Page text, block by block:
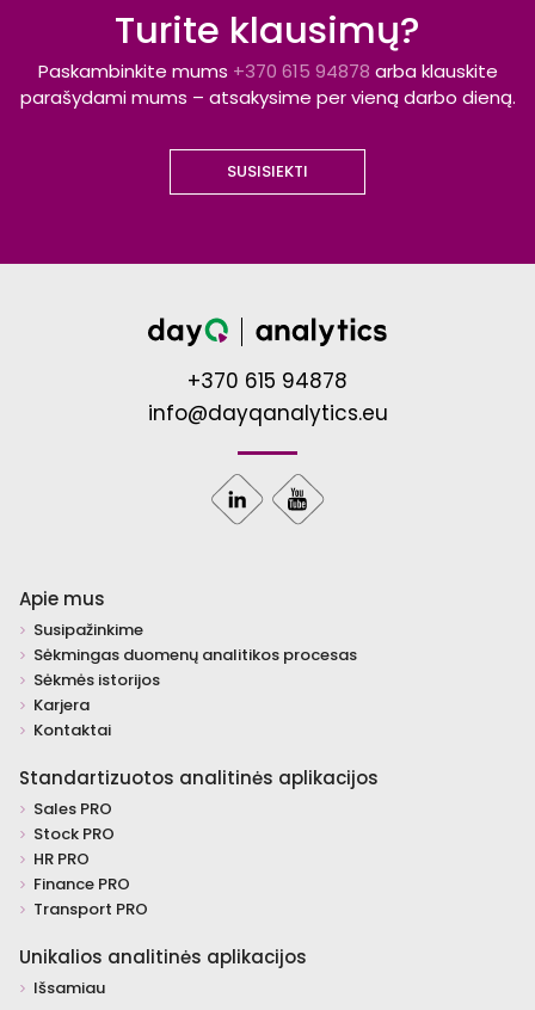
Turite klausimų?
Paskambinkite mums +370 615 94878 arba klauskite
parašydami mums – atsakysime per vieną darbo dieną.
SUSISIEKTI
+370 615 94878
info@dayqanalytics.eu
Apie mus
Susipažinkime
Sėkmingas duomenų analitikos procesas
Sėkmės istorijos
Karjera
Kontaktai
Standartizuotos analitinės aplikacijos
Sales PRO
Stock PRO
HR PRO
Finance PRO
Transport PRO
Unikalios analitinės aplikacijos
Išsamiau